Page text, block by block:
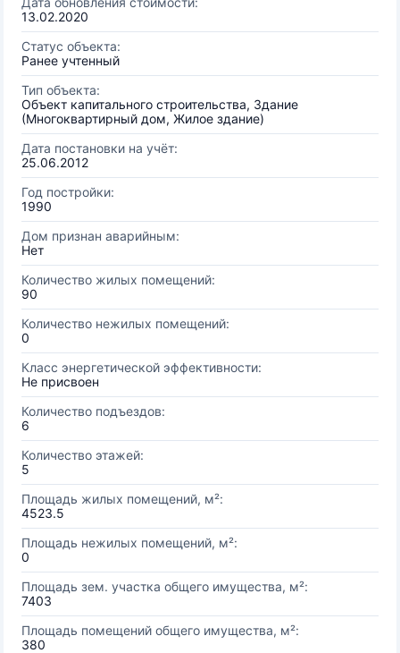
13.02.2020
Статус объекта:
Ранее учтенный
Тип объекта:
Объект капитального строительства, Здание
(Многоквартирный дом, Жилое здание)
Дата постановки на учёт:
25.06.2012
Год постройки:
1990
Дом признан аварийным:
Нет
Количество жилых помещений:
90
Количество нежилых помещений:
0
Класс энергетической эффективности:
Не присвоен
Количество подъездов:
6
Количество этажей:
5
Площадь жилых помещений, м²:
4523.5
Площадь нежилых помещений, м²:
0
Площадь зем. участка общего имущества, м²:
7403
Площадь помещений общего имущества, м²:
380